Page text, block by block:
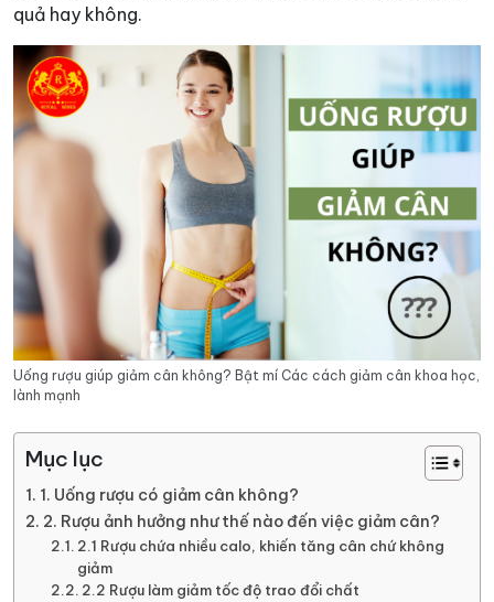
quả hay không.
Uống rượu giúp giảm cân không? Bật mí Các cách giảm cân khoa học,
lành mạnh
Mục lục
1. Uống rượu có giảm cân không?
2. Rượu ảnh hưởng như thế nào đến việc giảm cân?
2.1 Rượu chứa nhiều calo, khiến tăng cân chứ không
giảm
2.2 Rượu làm giảm tốc độ trao đổi chất